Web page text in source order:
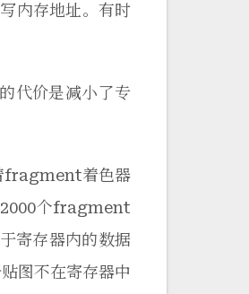
内存地址。有时
代价是减小了专
fragment着色器
2000个fragment
寄存器内的数据
图不在寄存器中